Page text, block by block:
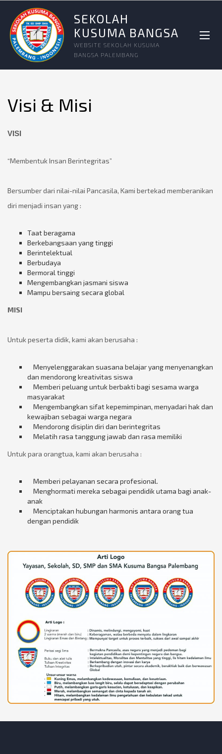
SEKOLAH
KUSUMA BANGSA
WEBSITE SEKOLAH KUSUMA
BANGSA PALEMBANG
Visi & Misi
VISI
“Membentuk Insan Berintegritas”
Bersumber dari nilai-nilai Pancasila, Kami bertekad memberanikan
diri menjadi insan yang :
Taat beragama
Berkebangsaan yang tinggi
Berintelektual
Berbudaya
Bermoral tinggi
Mengembangkan jasmani siswa
Mampu bersaing secara global
MISI
Untuk peserta didik, kami akan berusaha :
Menyelenggarakan suasana belajar yang menyenangkan
dan mendorong kreativitas siswa
Memberi peluang untuk berbakti bagi sesama warga
masyarakat
Mengembangkan sifat kepemimpinan, menyadari hak dan
kewajiban sebagai warga negara
Mendorong disiplin diri dan berintegritas
Melatih rasa tanggung jawab dan rasa memiliki
Untuk para orangtua, kami akan berusaha :
Memberi pelayanan secara profesional.
Menghormati mereka sebagai pendidik utama bagi anak-
anak
Menciptakan hubungan harmonis antara orang tua
dengan pendidik